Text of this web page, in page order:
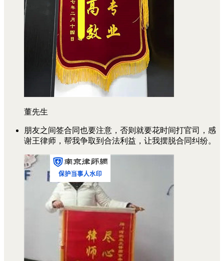
董先生
朋友之间签合同也要注意，否则就要花时间打官司，感
谢王律师，帮我争取到合法利益，让我摆脱合同纠纷。